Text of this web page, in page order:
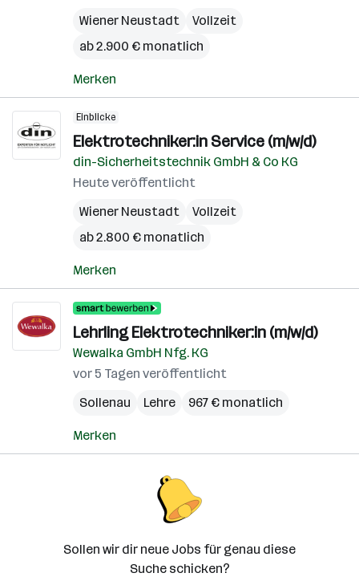
Wiener Neustadt
Vollzeit
ab 2.900 € monatlich
Merken
Einblicke
Elektrotechniker:in Service (m/w/d)
din-Sicherheitstechnik GmbH & Co KG
Heute veröffentlicht
Wiener Neustadt
Vollzeit
ab 2.800 € monatlich
Merken
Lehrling Elektrotechniker:in (m/w/d)
Wewalka GmbH Nfg. KG
vor 5 Tagen veröffentlicht
Sollenau
Lehre 967 € monatlich
Merken
Sollen wir dir neue Jobs für genau diese
Suche schicken?